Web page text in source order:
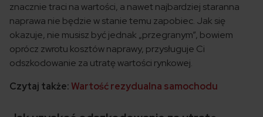
znacznie traci na wartości, a nawet najbardziej staranna
naprawa nie będzie w stanie temu zapobiec. Jak się
okazuje, nie musisz być jednak „przegranym”, bowiem
oprócz zwrotu kosztów naprawy, przysługuje Ci
odszkodowanie za utratę wartości rynkowej.
Czytaj także:Wartość rezydualna samochodu